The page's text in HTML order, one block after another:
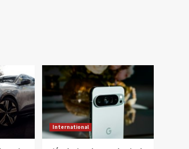
International